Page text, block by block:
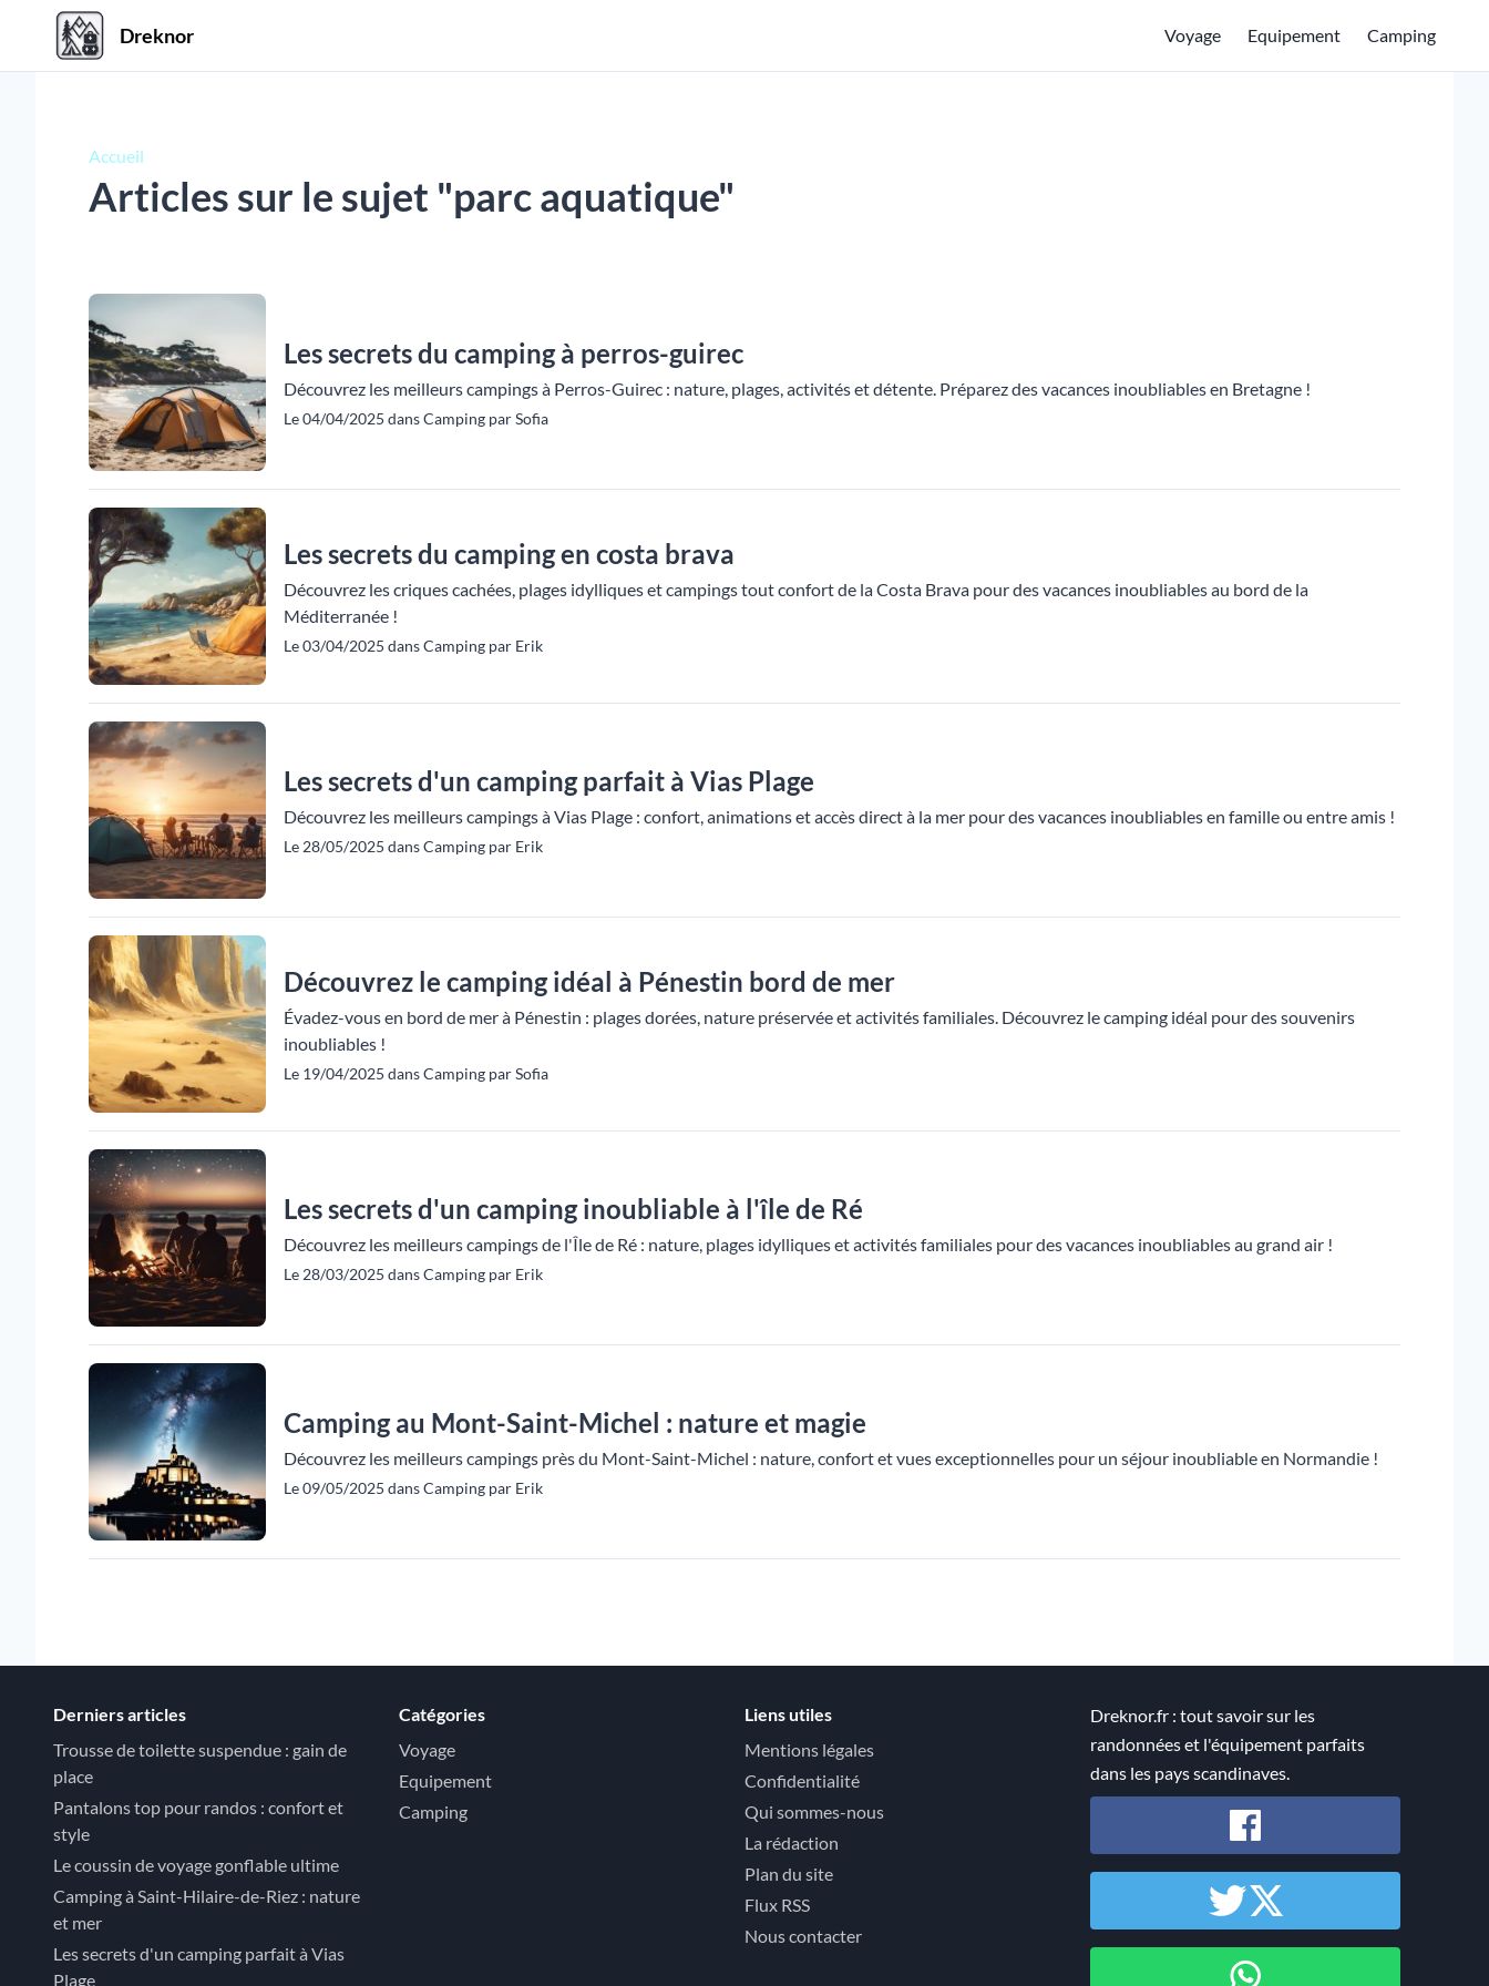
Dreknor Voyage Equipement Camping
Accueil
Articles sur le sujet "parc aquatique"
Les secrets du camping à perros-guirec
Découvrez les meilleurs campings à Perros-Guirec : nature, plages, activités et détente. Préparez des vacances inoubliables en Bretagne !
Le 04/04/2025 dans Camping par Sofia
Les secrets du camping en costa brava
Découvrez les criques cachées, plages idylliques et campings tout confort de la Costa Brava pour des vacances inoubliables au bord de la
Méditerranée !
Le 03/04/2025 dans Camping par Erik
Les secrets d'un camping parfait à Vias Plage
Découvrez les meilleurs campings à Vias Plage : confort, animations et accès direct à la mer pour des vacances inoubliables en famille ou entre amis !
Le 28/05/2025 dans Camping par Erik
Découvrez le camping idéal à Pénestin bord de mer
Évadez-vous en bord de mer à Pénestin : plages dorées, nature préservée et activités familiales. Découvrez le camping idéal pour des souvenirs
inoubliables !
Le 19/04/2025 dans Camping par Sofia
Les secrets d'un camping inoubliable à l'île de Ré
Découvrez les meilleurs campings de l'Île de Ré : nature, plages idylliques et activités familiales pour des vacances inoubliables au grand air !
Le 28/03/2025 dans Camping par Erik
Camping au Mont-Saint-Michel : nature et magie
Découvrez les meilleurs campings près du Mont-Saint-Michel : nature, confort et vues exceptionnelles pour un séjour inoubliable en Normandie !
Le 09/05/2025 dans Camping par Erik
Derniers articles
Trousse de toilette suspendue : gain de
place
Pantalons top pour randos : confort et
style
Le coussin de voyage gonflable ultime
Camping à Saint-Hilaire-de-Riez : nature
et mer
Les secrets d'un camping parfait à Vias
Plage
Catégories
Voyage
Equipement
Camping
Liens utiles
Mentions légales
Confidentialité
Qui sommes-nous
La rédaction
Plan du site
Flux RSS
Nous contacter
Dreknor.fr : tout savoir sur les
randonnées et l'équipement parfaits
dans les pays scandinaves.